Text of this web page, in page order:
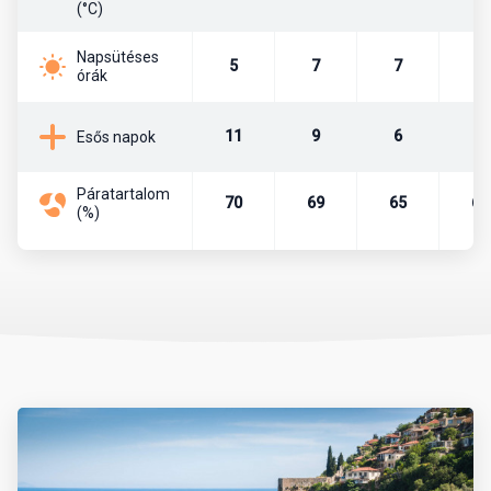
Törökország fővárosa 1923 óta a kb. 5,5 millió lakosú Ankara. Itt
ülésezik a parlament, illetve itt találhatók a fontosabb
alapítója, Mustafa Kemal Atatürk is az itt lévő Anitkabir
mauzóleumban.
Pénznem, pénzváltás
Célszerű eurót vagy dollárt még Magyarországról magunkkal
vinni és azt a helyszínen átváltani, de csak hivatalos beváltó
helyeken, azaz hivatalos devizaváltóknál, illetve bankokban.
(°C)
Napsütéses
órák
5 7 7
Esős napok 11 9 6
Páratartalom
(%)
70 69 65 67